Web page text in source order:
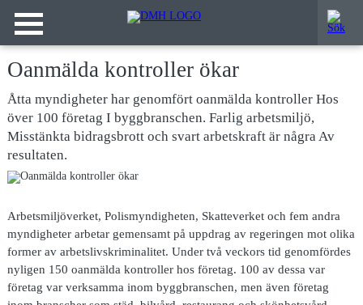
Oanmälda kontroller ökar
Åtta myndigheter har genomfört oanmälda kontroller Hos
över 100 företag I byggbranschen. Farlig arbetsmiljö,
Misstänkta bidragsbrott och svart arbetskraft är några Av
resultaten.
Arbetsmiljöverket, Polismyndigheten, Skatteverket och fem andra
myndigheter arbetar gemensamt på uppdrag av regeringen mot olika
former av arbetslivskriminalitet. Under två veckors tid genomfördes
nyligen 150 oanmälda kontroller hos företag. 100 av dessa var
företag var verksamma inom byggbranschen, men även företag